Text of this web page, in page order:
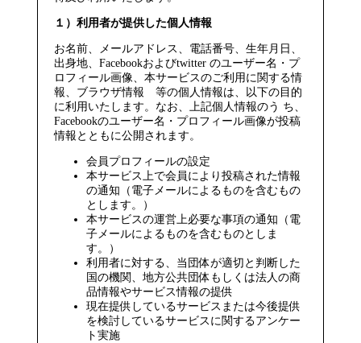
１）利用者が提供した個人情報
お名前、メールアドレス、電話番号、生年月日、
出身地、Facebookおよびtwitter のユーザー名・プ
ロフィール画像、本サービスのご利用に関する情
報、ブラウザ情報 等の個人情報は、以下の目的
に利用いたします。なお、上記個人情報のう ち、
Facebookのユーザー名・プロフィール画像が投稿
情報とともに公開されます。
会員プロフィールの設定
本サービス上で会員により投稿された情報
の通知（電子メールによるものを含むもの
とします。）
本サービスの運営上必要な事項の通知（電
子メールによるものを含むものとしま
す。）
利用者に対する、当団体が適切と判断した
国の機関、地方公共団体もしくは法人の商
品情報やサービス情報の提供
現在提供しているサービスまたは今後提供
を検討しているサービスに関するアンケー
ト実施